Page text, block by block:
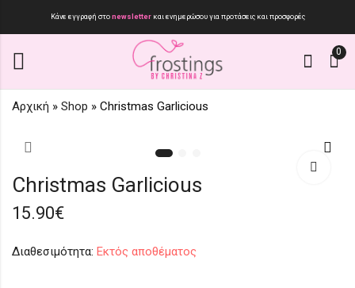
Κάνε εγγραφή στοnewsletter και ενημερώσου για προτάσεις και προσφορές
0
Αρχική » Shop » Christmas Garlicious
As simple as that 2.
Christmas Garlicious
15.90€
Διαθεσιμότητα: Εκτός αποθέματος